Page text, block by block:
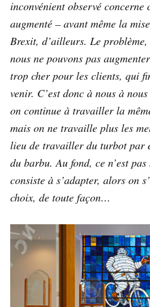
inconvénient observé
augmenté – avant même la
Brexit, d’ailleurs. Le problème,
nous ne pouvons pas
trop cher pour les clients, qui
venir. C’est donc à nous à
on continue à travailler la
mais on ne travaille plus les
lieu de travailler du turbot par
du barbu. Au fond, ce n’est
consiste à s’adapter, alors on
choix, de toute façon…